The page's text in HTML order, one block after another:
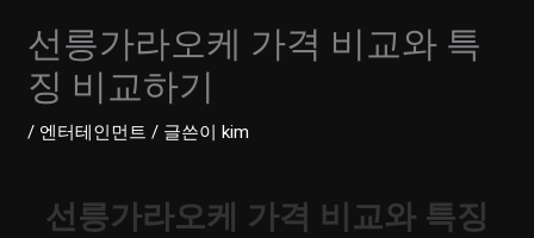
선릉가라오케 가격 비교와 특
징 비교하기
/ 엔터테인먼트 / 글쓴이kim
선릉가라오케 가격 비교와 특징